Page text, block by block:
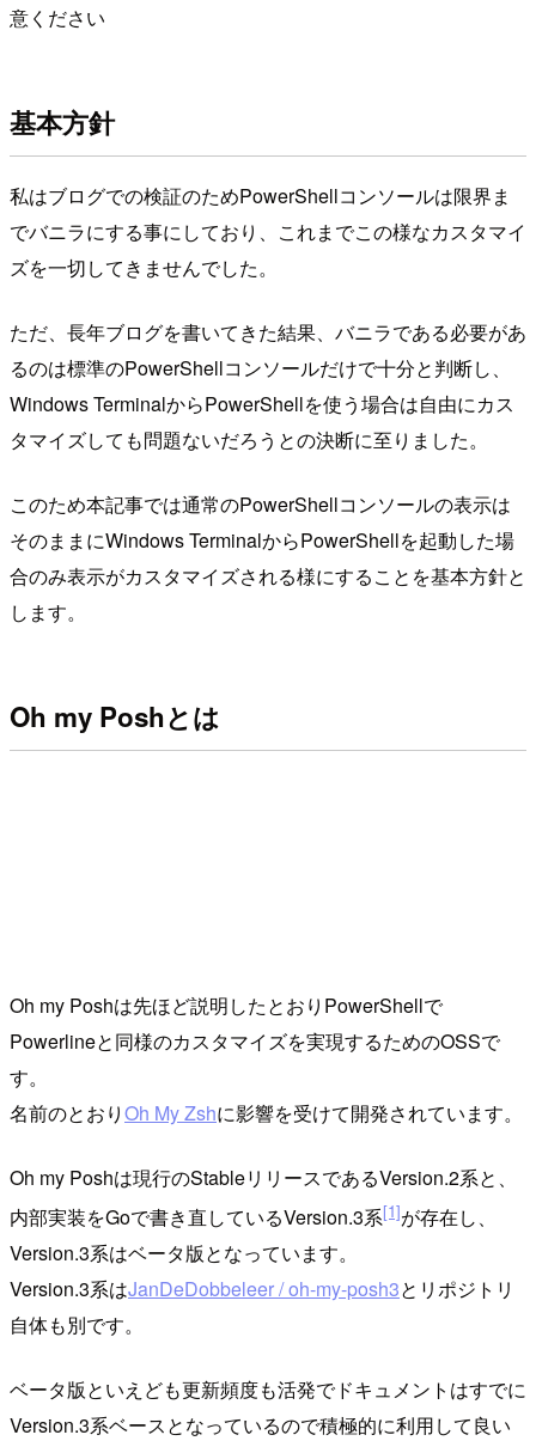
意ください
基本方針
私はブログでの検証のためPowerShellコンソールは限界ま
でバニラにする事にしており、これまでこの様なカスタマイ
ズを一切してきませんでした。
ただ、長年ブログを書いてきた結果、バニラである必要があ
るのは標準のPowerShellコンソールだけで十分と判断し、
Windows TerminalからPowerShellを使う場合は自由にカス
タマイズしても問題ないだろうとの決断に至りました。
このため本記事では通常のPowerShellコンソールの表示は
そのままにWindows TerminalからPowerShellを起動した場
合のみ表示がカスタマイズされる様にすることを基本方針と
します。
Oh my Poshとは
Oh my Poshは先ほど説明したとおりPowerShellで
Powerlineと同様のカスタマイズを実現するためのOSSで
す。
名前のとおりOh My Zshに影響を受けて開発されています。
Oh my Poshは現行のStableリリースであるVersion.2系と、
内部実装をGoで書き直しているVersion.3系[1]が存在し、
Version.3系はベータ版となっています。
Version.3系はJanDeDobbeleer / oh-my-posh3とリポジトリ
自体も別です。
ベータ版といえども更新頻度も活発でドキュメントはすでに
Version.3系ベースとなっているので積極的に利用して良い